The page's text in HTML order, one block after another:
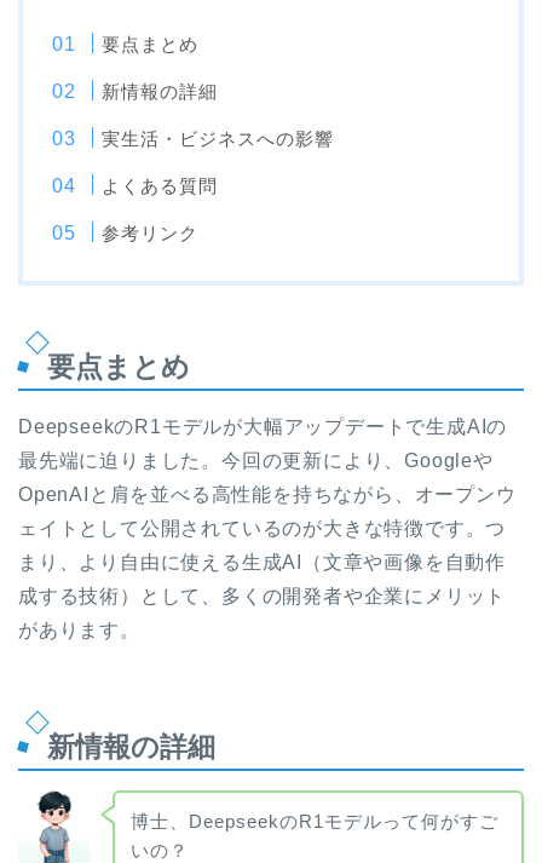
要点まとめ
新情報の詳細
実生活・ビジネスへの影響
よくある質問
参考リンク
要点まとめ
DeepseekのR1モデルが大幅アップデートで生成AIの
最先端に迫りました。今回の更新により、Googleや
OpenAIと肩を並べる高性能を持ちながら、オープンウ
ェイトとして公開されているのが大きな特徴です。つ
まり、より自由に使える生成AI（文章や画像を自動作
成する技術）として、多くの開発者や企業にメリット
があります。
新情報の詳細
博士、DeepseekのR1モデルって何がすご
いの？